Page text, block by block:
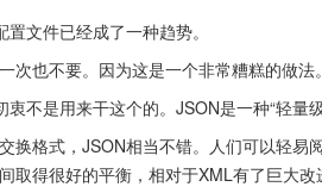
文件已经成了一种趋势。
次也不要。因为这是一个非常糟糕的做法
衷不是用来干这个的。JSON是一种“轻量
换格式，JSON相当不错。人们可以轻
取得很好的平衡，相对于XML有了巨大